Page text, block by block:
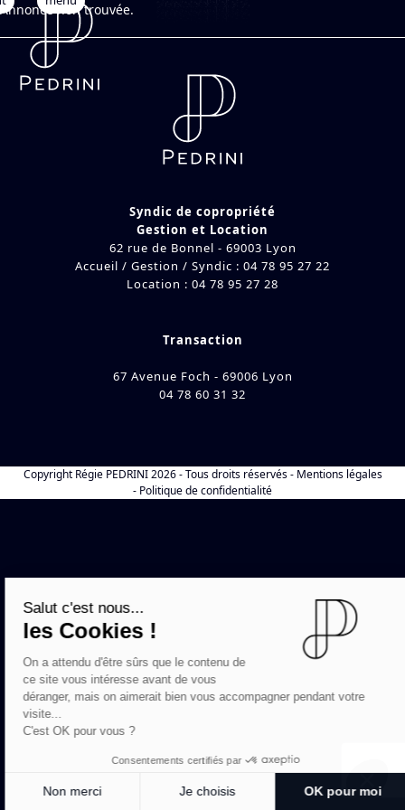
Skip
content
Open
mobile
Close
mobile
Annonce non trouvée.
Syndic de copropriété
Gestion et Location
62 rue de Bonnel - 69003 Lyon
Accueil / Gestion / Syndic : 04 78 95 27 22
Location : 04 78 95 27 28
Transaction
67 Avenue Foch - 69006 Lyon
04 78 60 31 32
Copyright Régie PEDRINI2026 - Tous droits réservés - Mentions légales
- Politique de confidentialité
Salut c'est nous...
les Cookies !
On a attendu d'être sûrs que le contenu de
ce site vous intéresse avant de vous
déranger, mais on aimerait bien vous accompagner pendant votre
visite...
C'est OK pour vous ?
Consentements certifiés par
Non merci Je choisis OK pour moi